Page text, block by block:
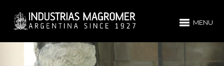
MENU